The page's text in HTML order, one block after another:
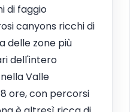
di faggio
canyons ricchi di
delle zone più
dell'intero
Valle
ore, con percorsi